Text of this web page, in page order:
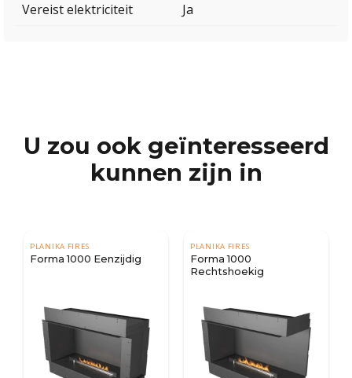
Vereist elektriciteit
Ja
U zou ook geïnteresseerd
kunnen zijn in
PLANIKA FIRES
Forma 1000 Eenzijdig
PLANIKA FIRES
Forma 1000
Rechtshoekig